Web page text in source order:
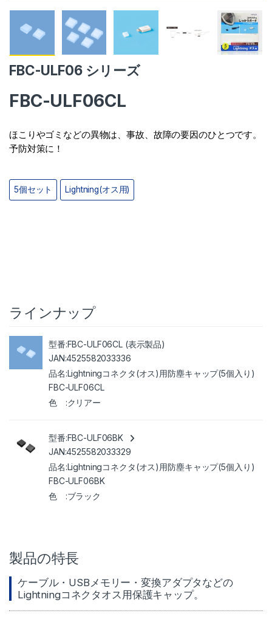
FBC-ULF06 シリーズ
FBC-ULF06CL
ほこりやゴミなどの異物は、事故、故障の要因のひとつです。
予防対策に！
5個セット Lightning(オス用)
ラインナップ
FBC-ULF06CL (表示製品)
4525582033336
Lightningコネクタ(オス)用防塵キャップ(5個入り)
FBC-ULF06CL
クリアー
FBC-ULF06BK
4525582033329
Lightningコネクタ(オス)用防塵キャップ(5個入り)
FBC-ULF06BK
ブラック
製品の特長
ケーブル・USBメモリー・変換アダプタなどの
Lightningコネクタオス用保護キャップ。